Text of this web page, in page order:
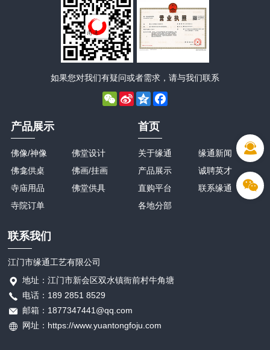
如果您对我们有疑问或者需求，请与我们联系
WeChat
Sina
Weibo
Qzone
产品展示
佛像/神像
佛龛供桌
寺庙用品
寺院订单
佛堂设计
佛画/挂画
佛堂供具
首页
关于缘通
产品展示
直购平台
各地分部
缘通新闻
诚聘英才
联系缘通
联系我们
江门市缘通工艺有限公司
地址：江门市新会区双水镇衙前村牛角塘
电话：189 2851 8529
邮箱：1877347441@qq.com
网址：https://www.yuantongfoju.com